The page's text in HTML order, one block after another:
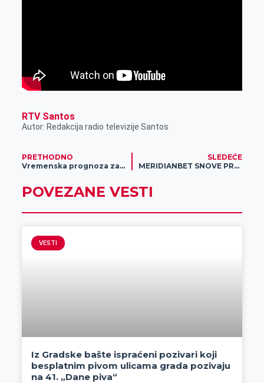
RTV Santos
Autor: Redakcija radio televizije Santos
PRETHODNO
Vremenska prognoza za 10. jun
SLEDEĆE
MERIDIANBET SNOVE PRETVARA U REALNOST: Registruj se, uplati depozit i čeka te 120.000 DINARA!
POVEZANE VESTI
VESTI
Iz Gradske bašte ispraćeni pozivari koji
besplatnim pivom ulicama grada pozivaju
na 41. „Dane piva“